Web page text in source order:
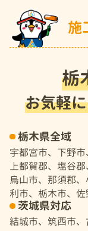
施
栃
お気軽
栃木県全域
宇都宮市、下野市
上都賀郡、塩谷
烏山市、那須郡
利市、栃木市、佐
茨城県対応
結城市、筑西市、